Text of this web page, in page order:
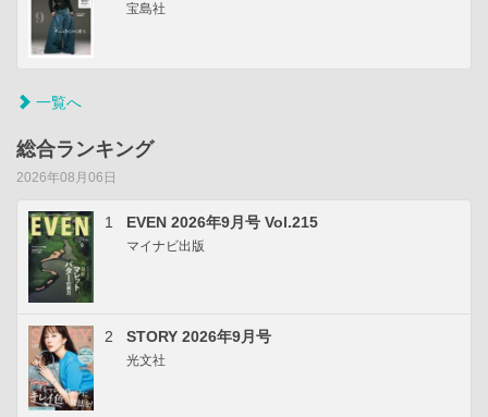
宝島社
一覧へ
総合ランキング
2026年08月06日
1 EVEN 2026年9月号 Vol.215
マイナビ出版
2 STORY 2026年9月号
光文社